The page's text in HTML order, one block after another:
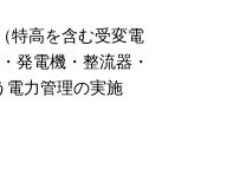
特高を含む受変電
発電機・整流器・
電力管理の実施